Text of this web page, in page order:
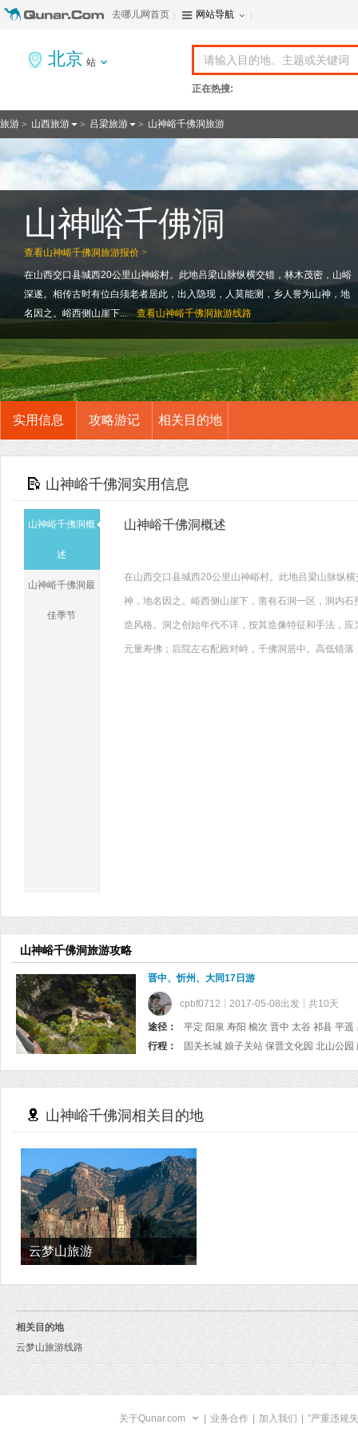
去哪儿网首页 网站导航
北京 站
正在热搜:
旅游 > 山西旅游 > 吕梁旅游 > 山神峪千佛洞旅游
查看山神峪千佛洞旅游报价 >
山神峪千佛洞
在山西交口县城西20公里山神峪村。此地吕梁山脉纵横交错，林木茂密，山峪
深遂。相传古时有位白须老者居此，出入隐现，人莫能测，乡人誉为山神，地
名因之。峪西侧山崖下...
查看山神峪千佛洞旅游线路
实用信息 攻略游记 相关目的地
山神峪千佛洞实用信息
山神峪千佛洞概
述
山神峪千佛洞最
佳季节
山神峪千佛洞概述
在山西交口县城西20公里山神峪村。此地吕梁山脉纵
神，地名因之。峪西侧山崖下，凿有石洞一区，洞内
造风格。洞之创始年代不详，按其造像特征和手法，
元量寿佛；后院左右配殿对峙，千佛洞居中。高低错
山神峪千佛洞旅游攻略
晋中、忻州、大同17日游
cpbf0712 2017-05-08出发 共10天
途径：
行程：
固关长城 娘子关站 保晋文
山神峪千佛洞相关目的地
云梦山旅游
相关目的地
云梦山旅游线路
关于Qunar.com 业务合作 加入我们 "严重违规